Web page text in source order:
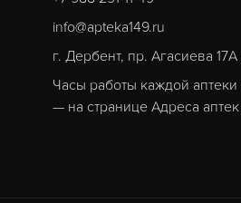
info@apteka149.ru
г. Дербент, пр. Агасиева 17А
Часы работы каждой аптеки
— на странице Адреса аптек